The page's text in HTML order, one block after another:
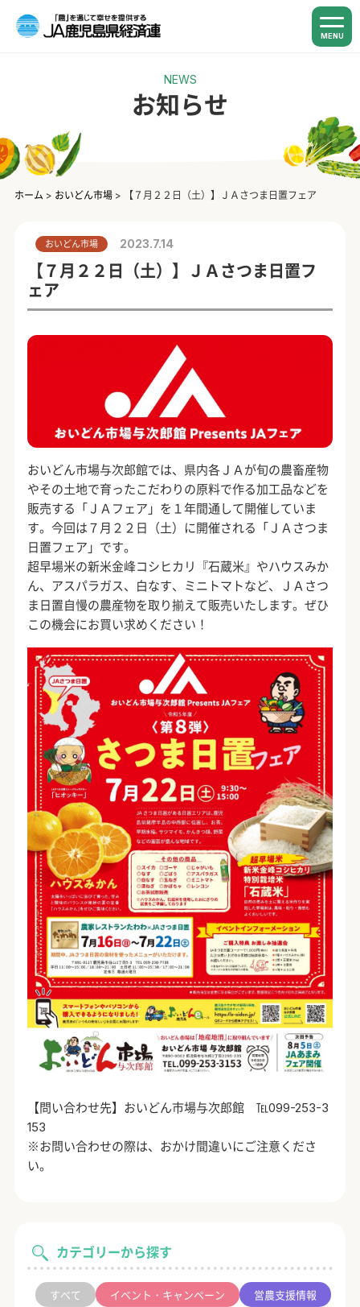
MENU
NEWS
お知らせ
ホーム > おいどん市場> 【７月２２日（土）】ＪＡさつま日置フェア
カテゴリーから探す
すべて イベント・キャンペーン 営農支援情報
おいどん市場 2023.7.14
【７月２２日（土）】ＪＡさつま日置フ
ェア
おいどん市場与次郎館では、県内各ＪＡが旬の農畜産物
やその土地で育ったこだわりの原料で作る加工品などを
販売する「ＪＡフェア」を１年間通して開催していま
す。今回は７月２２日（土）に開催される「ＪＡさつま
日置フェア」です。
超早場米の新米金峰コシヒカリ『石蔵米』やハウスみか
ん、アスパラガス、白なす、ミニトマトなど、ＪＡさつ
ま日置自慢の農産物を取り揃えて販売いたします。ぜひ
この機会にお買い求めください！
【問い合わせ先】おいどん市場与次郎館 ℡099-253-3
153
※お問い合わせの際は、おかけ間違いにご注意くださ
い。